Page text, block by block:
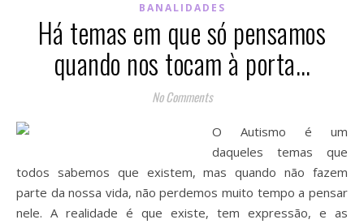
BANALIDADES
Há temas em que só pensamos
quando nos tocam à porta…
No Comments
O Autismo é um
daqueles temas que
todos sabemos que existem, mas quando não fazem
parte da nossa vida, não perdemos muito tempo a pensar
nele. A realidade é que existe, tem expressão, e as